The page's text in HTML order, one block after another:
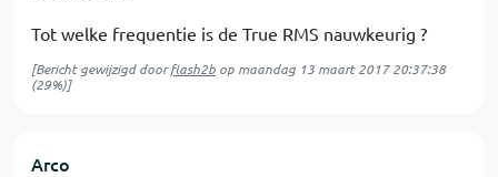
Tot welke frequentie is de True RMS nauwkeurig ?
[Bericht gewijzigd doorflash2b op maandag 13 maart 2017 20:37:38
(29%)]
Arco